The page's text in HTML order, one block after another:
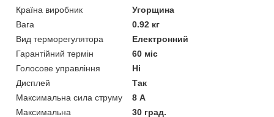
Країна виробник
Угорщина
Вага
0.92 кг
Вид терморегулятора
Електронний
Гарантійний термін
60 міс
Голосове управління
Ні
Дисплей
Так
Максимальна сила струму
8 А
Максимальна
30 град.